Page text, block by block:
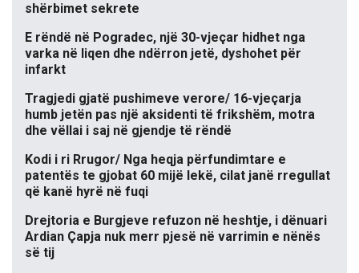
shërbimet sekrete
E rëndë në Pogradec, një 30-vjeçar hidhet nga
varka në liqen dhe ndërron jetë, dyshohet për
infarkt
Tragjedi gjatë pushimeve verore/ 16-vjeçarja
humb jetën pas një aksidenti të frikshëm, motra
dhe vëllai i saj në gjendje të rëndë
Kodi i ri Rrugor/ Nga heqja përfundimtare e
patentës te gjobat 60 mijë lekë, cilat janë rregullat
që kanë hyrë në fuqi
Drejtoria e Burgjeve refuzon në heshtje, i dënuari
Ardian Çapja nuk merr pjesë në varrimin e nënës
së tij